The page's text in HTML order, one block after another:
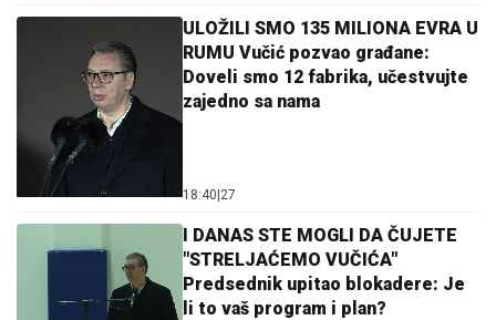
ULOŽILI SMO 135 MILIONA EVRA U
RUMU Vučić pozvao građane:
Doveli smo 12 fabrika, učestvujte
zajedno sa nama
18:40 27
I DANAS STE MOGLI DA ČUJETE
"STRELJAĆEMO VUČIĆA"
Predsednik upitao blokadere: Je
li to vaš program i plan?